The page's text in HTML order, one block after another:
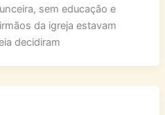
sem educação e
da igreja estavam
decidiram